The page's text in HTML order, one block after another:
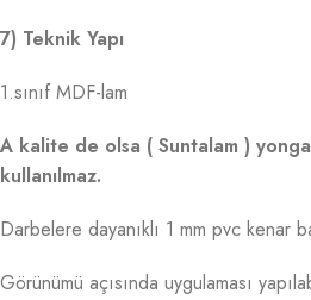
7) Teknik Yapı
1.sınıf MDF-lam
A kalite de olsa ( Suntalam )
kullanılmaz.
Darbelere dayanıklı 1 mm pvc kenar
Görünümü açısında uygulaması